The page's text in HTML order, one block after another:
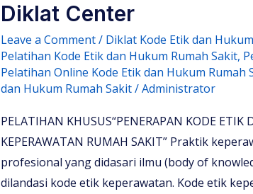
Diklat Center
Leave a Comment/ Diklat Kode Etik dan
Pelatihan Kode Etik dan Hukum Rumah Sakit,
Pelatihan Online Kode Etik dan Hukum Rumah
dan Hukum Rumah Sakit/Administrator
PELATIHAN KHUSUS“PENERAPAN KODE ETIK
KEPERAWATAN RUMAH SAKIT” Praktik
profesional yang didasari ilmu (body of
dilandasi kode etik keperawatan. Kode etik